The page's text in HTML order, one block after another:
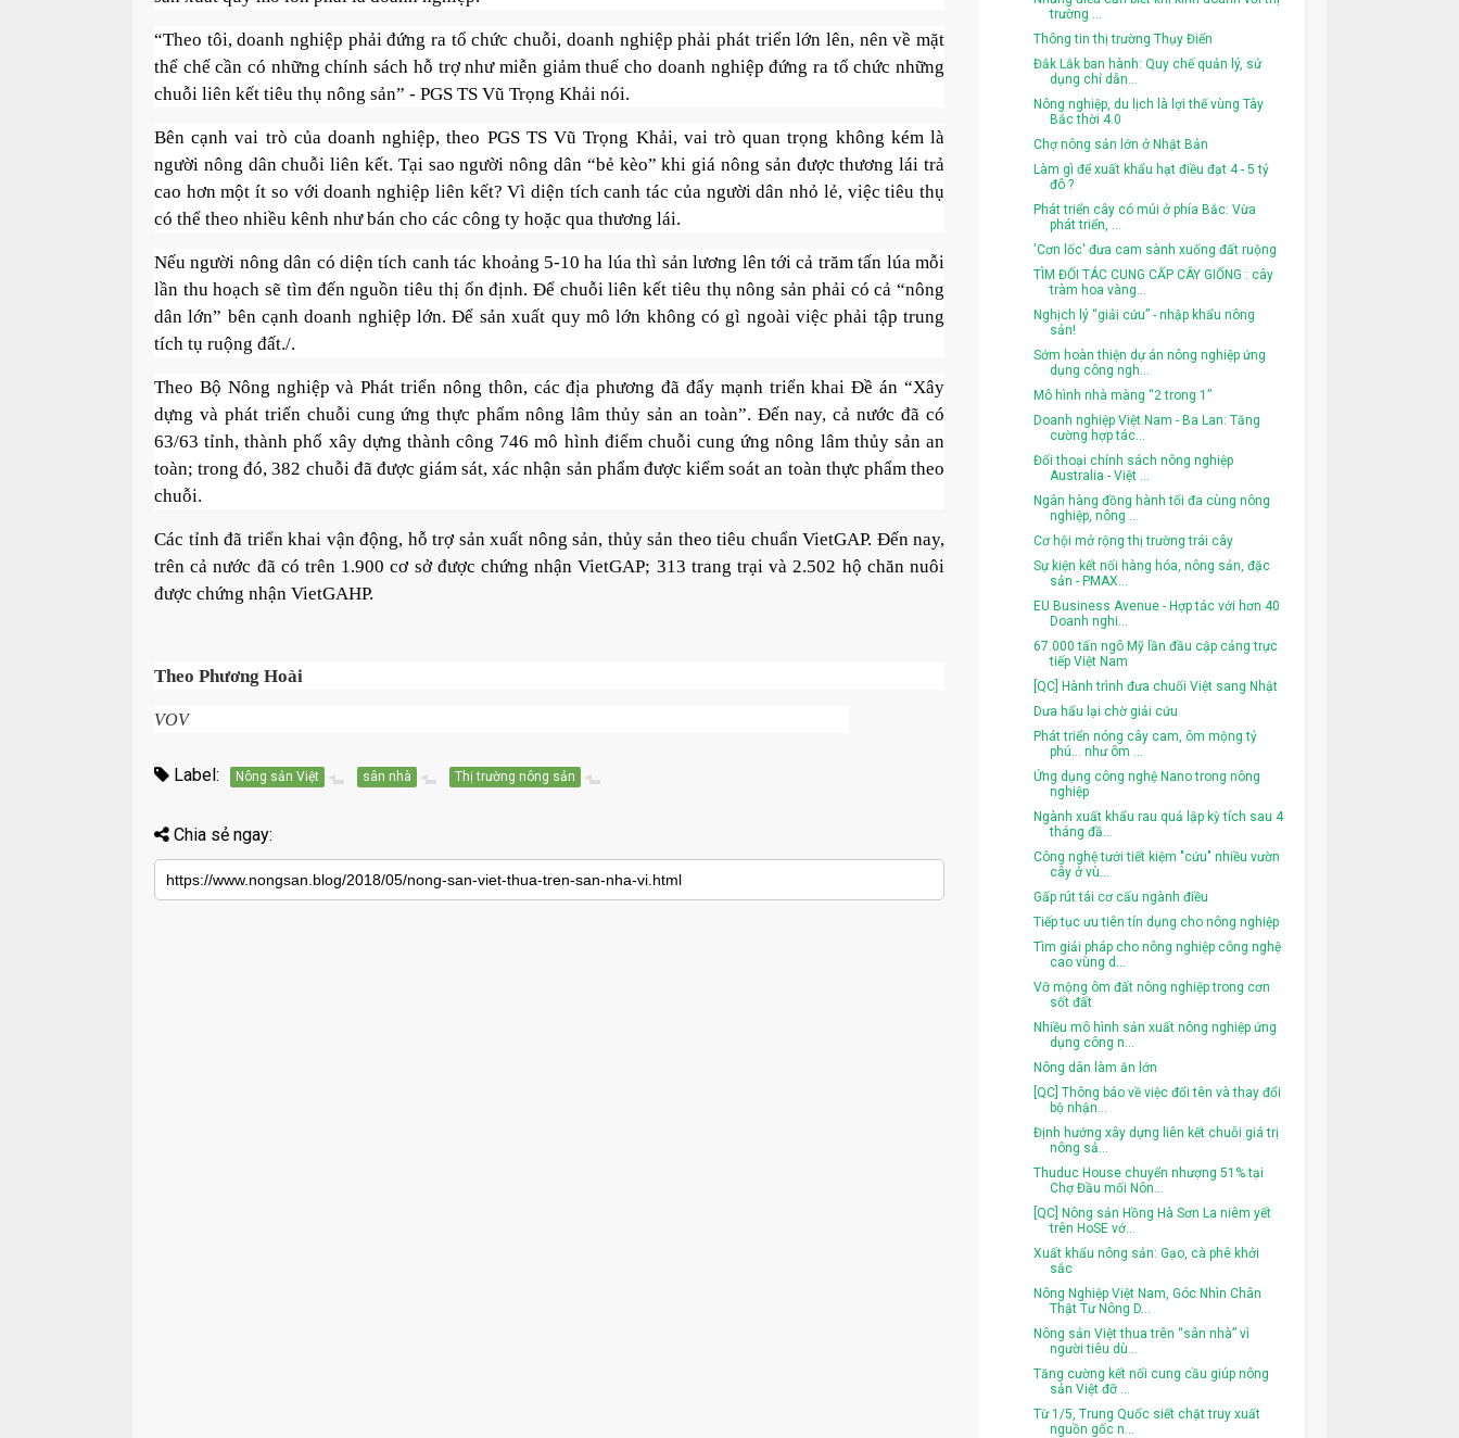
“Theo tôi, doanh nghiệp phải đứng ra tổ chức chuỗi, doanh nghiệp phải phát triển lớn lên, nên về mặt
thể chế cần có những chính sách hỗ trợ như miễn giảm thuế cho doanh nghiệp đứng ra tổ chức những
chuỗi liên kết tiêu thụ nông sản” - PGS TS Vũ Trọng Khải nói.
Bên cạnh vai trò của doanh nghiệp, theo PGS TS Vũ Trọng Khải, vai trò quan trọng không kém là
người nông dân chuỗi liên kết. Tại sao người nông dân “bẻ kèo” khi giá nông sản được thương lái trả
cao hơn một ít so với doanh nghiệp liên kết? Vì diện tích canh tác của người dân nhỏ lẻ, việc tiêu thụ
có thể theo nhiều kênh như bán cho các công ty hoặc qua thương lái.
Nếu người nông dân có diện tích canh tác khoảng 5-10 ha lúa thì sản lương lên tới cả trăm tấn lúa mỗi
lần thu hoạch sẽ tìm đến nguồn tiêu thị ổn định. Để chuỗi liên kết tiêu thụ nông sản phải có cả “nông
dân lớn” bên cạnh doanh nghiệp lớn. Để sản xuất quy mô lớn không có gì ngoài việc phải tập trung
tích tụ ruộng đất./.
Theo Bộ Nông nghiệp và Phát triển nông thôn, các địa phương đã đẩy mạnh triển khai Đề án “Xây
dựng và phát triển chuỗi cung ứng thực phẩm nông lâm thủy sản an toàn”. Đến nay, cả nước đã có
63/63 tỉnh, thành phố xây dựng thành công 746 mô hình điểm chuỗi cung ứng nông lâm thủy sản an
toàn; trong đó, 382 chuỗi đã được giám sát, xác nhận sản phẩm được kiểm soát an toàn thực phẩm theo
chuỗi.
Các tỉnh đã triển khai vận động, hỗ trợ sản xuất nông sản, thủy sản theo tiêu chuẩn VietGAP. Đến nay,
trên cả nước đã có trên 1.900 cơ sở được chứng nhận VietGAP; 313 trang trại và 2.502 hộ chăn nuôi
được chứng nhận VietGAHP.
Theo Phương Hoài
VOV
Label: Nông sản Việt sân nhà Thị trường nông sản
Chia sẻ ngay:
trường ...
Thông tin thị trường Thụy Điển
Đắk Lắk ban hành: Quy chế quản lý, sử
dụng chỉ dẫn...
Nông nghiệp, du lịch là lợi thế vùng Tây
Bắc thời 4.0
Chợ nông sản lớn ở Nhật Bản
Làm gì để xuất khẩu hạt điều đạt 4 - 5 tỷ
đô ?
Phát triển cây có múi ở phía Bắc: Vừa
phát triển, ...
'Cơn lốc' đưa cam sành xuống đất ruộng
TÌM ĐỐI TÁC CUNG CẤP CÂY GIỐNG : cây
tràm hoa vàng...
Nghịch lý “giải cứu” - nhập khẩu nông
sản!
Sớm hoàn thiện dự án nông nghiệp ứng
dụng công ngh...
Mô hình nhà màng “2 trong 1”
Doanh nghiệp Việt Nam - Ba Lan: Tăng
cường hợp tác...
Đối thoại chính sách nông nghiệp
Australia - Việt ...
Ngân hàng đồng hành tối đa cùng nông
nghiệp, nông ...
Cơ hội mở rộng thị trường trái cây
Sự kiện kết nối hàng hóa, nông sản, đặc
sản - PMAX...
EU Business Avenue - Hợp tác với hơn 40
Doanh nghi...
67.000 tấn ngô Mỹ lần đầu cập cảng trực
tiếp Việt Nam
[QC] Hành trình đưa chuối Việt sang Nhật
Dưa hấu lại chờ giải cứu
Phát triển nóng cây cam, ôm mộng tỷ
phú... như ôm ...
Ứng dụng công nghệ Nano trong nông
nghiệp
Ngành xuất khẩu rau quả lập kỳ tích sau 4
tháng đầ...
Công nghệ tưới tiết kiệm "cứu" nhiều vườn
cây ở vù...
Gấp rút tái cơ cấu ngành điều
Tiếp tục ưu tiên tín dụng cho nông nghiệp
Tìm giải pháp cho nông nghiệp công nghệ
cao vùng d...
Vỡ mộng ôm đất nông nghiệp trong cơn
sốt đất
Nhiều mô hình sản xuất nông nghiệp ứng
dụng công n...
Nông dân làm ăn lớn
[QC] Thông báo về việc đổi tên và thay đổi
bộ nhận...
Định hướng xây dựng liên kết chuỗi giá trị
nông sả...
Thuduc House chuyển nhượng 51% tại
Chợ Đầu mối Nôn...
[QC] Nông sản Hồng Hà Sơn La niêm yết
trên HoSE vớ...
Xuất khẩu nông sản: Gạo, cà phê khởi
sắc
Nông Nghiệp Việt Nam, Góc Nhìn Chân
Thật Tư Nông D...
Nông sản Việt thua trên “sân nhà” vì
người tiêu dù...
Tăng cường kết nối cung cầu giúp nông
sản Việt đỡ ...
Từ 1/5, Trung Quốc siết chặt truy xuất
nguồn gốc n...